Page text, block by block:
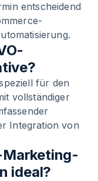
entscheidend
für den
vollständiger
Integration von
Marketing-
ideal?